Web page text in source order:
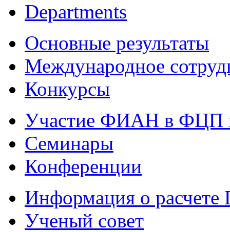
Departments
Основные результаты
Международное
Конкурсы
Участие ФИАН в ФЦП
Семинары
Конференции
Информация о
Ученый совет